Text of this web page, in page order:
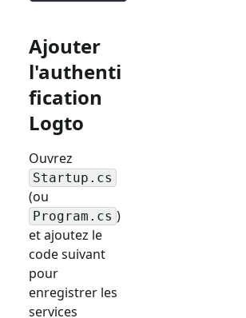
Ajouter
l'authenti
fication
Logto
Ouvrez
Startup.cs
(ou
Program.cs )
et ajoutez le
code suivant
pour
enregistrer les
services